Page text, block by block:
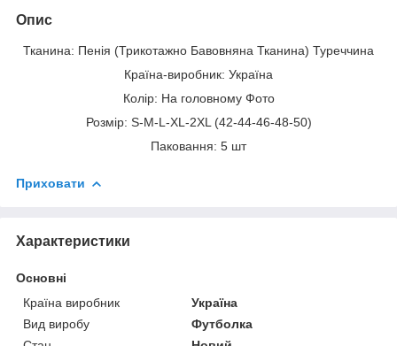
Опис
Тканина: Пенія (Трикотажно Бавовняна Тканина) Туреччина
Країна-виробник: Україна
Колір: На головному Фото
Розмір: S-M-L-XL-2XL (42-44-46-48-50)
Паковання: 5 шт
Приховати
Характеристики
Основні
Країна виробник
Україна
Вид виробу
Футболка